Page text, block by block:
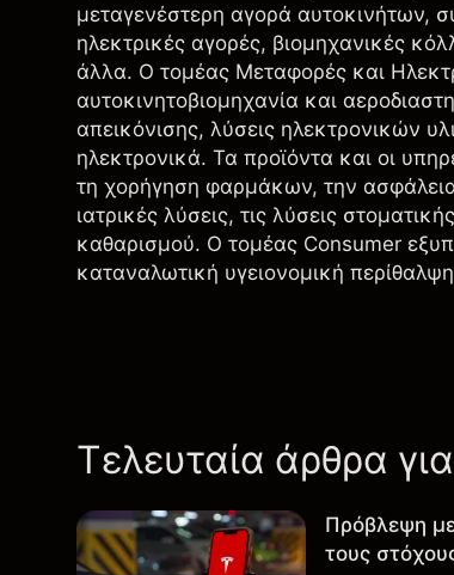
μεταγενέστερη αγορά αυτοκινήτων,
ηλεκτρικές αγορές, βιομηχανικές
άλλα. Ο τομέας Μεταφορές και
αυτοκινητοβιομηχανία και
απεικόνισης, λύσεις ηλεκτρονικών
ηλεκτρονικά. Τα προϊόντα και οι
τη χορήγηση φαρμάκων, την
ιατρικές λύσεις, τις λύσεις
καθαρισμού. Ο τομέας Consumer
καταναλωτική υγειονομική
Τελευταία άρθρα
Πρόβλεψη
τους